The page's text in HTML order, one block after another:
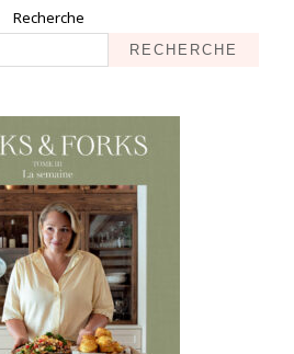
Recherche
RECHERCHE